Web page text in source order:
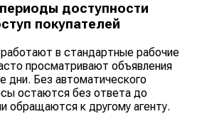
доступности
покупателей
в стандартные рабочие
просматривают объявления
дни. Без автоматического
остаются без ответа до
обращаются к другому агенту.